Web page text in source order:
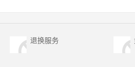
退换服务